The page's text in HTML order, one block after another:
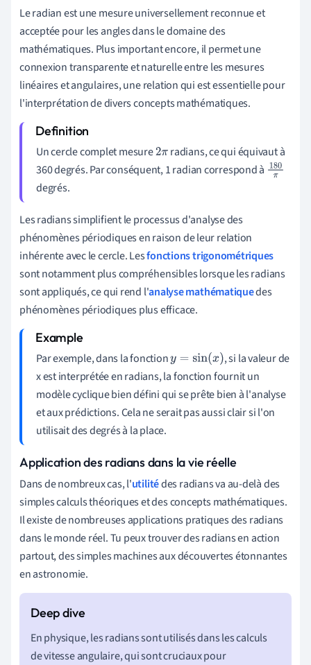
Le radian est une mesure universellement reconnue et
acceptée pour les angles dans le domaine des
mathématiques. Plus important encore, il permet une
connexion transparente et naturelle entre les mesures
linéaires et angulaires, une relation qui est essentielle pour
l'interprétation de divers concepts mathématiques.
Un cercle complet mesure2π radians, ce qui équivaut à
360 degrés. Par conséquent, 1 radian correspond à 180
degrés.
Les radians simplifient le processus d'analyse des
phénomènes périodiques en raison de leur relation
inhérente avec le cercle. Lesfonctions trigonométriques
sont notamment plus compréhensibles lorsque les radians
sont appliqués, ce qui rend l'analyse mathématiquedes
phénomènes périodiques plus efficace.
Par exemple, dans la fonctiony=sin(x)
, si la valeur de
x est interprétée en radians, la fonction fournit un
modèle cyclique bien défini qui se prête bien à l'analyse
et aux prédictions. Cela ne serait pas aussi clair si l'on
utilisait des degrés à la place.
Application des radians dans la vie réelle
Dans de nombreux cas, l'utilitédes radians va au-delà des
simples calculs théoriques et des concepts mathématiques.
Il existe de nombreuses applications pratiques des radians
dans le monde réel. Tu peux trouver des radians en action
partout, des simples machines aux découvertes étonnantes
en astronomie.
En physique, les radians sont utilisés dans les calculs
de vitesse angulaire, qui sont cruciaux pour